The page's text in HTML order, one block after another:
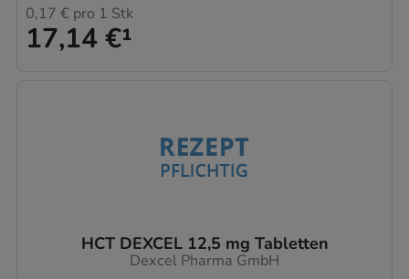
17,14 €¹
0,17 € pro 1 Stk
HCT DEXCEL 12,5 mg Tabletten
Dexcel Pharma GmbH